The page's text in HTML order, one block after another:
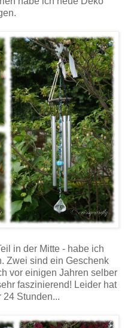
in der Mitte - habe ich
Zwei sind ein Geschenk
vor einigen Jahren selber
faszinierend! Leider hat
24 Stunden...